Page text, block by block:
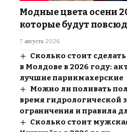
Модные цвета осени
которые будут
7 августа 2026
Сколько стоит
в Молдове в 2026 году:
лучшие парикмахерские
Можно ли поливать
время гидрологической
ограничения и правила
Сколько стоит